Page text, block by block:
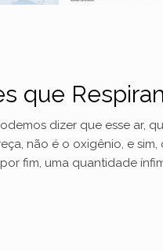
que
dizer que esse ar,
não é o oxigênio, e
fim, uma quantidade